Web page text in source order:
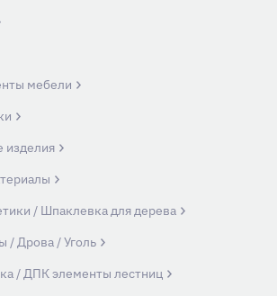
мебели
изделия
/ Шпаклевка для дерева
/ Дрова / Уголь
/ ДПК элементы лестниц